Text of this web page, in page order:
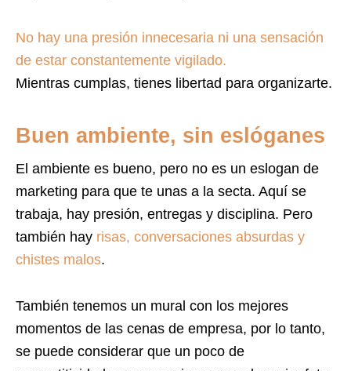
No hay una presión innecesaria ni una sensación
de estar constantemente vigilado.
Mientras cumplas, tienes libertad para organizarte.
Buen ambiente, sin eslóganes
El ambiente es bueno, pero no es un eslogan de
marketing para que te unas a la secta. Aquí se
trabaja, hay presión, entregas y disciplina. Pero
también hay risas, conversaciones absurdas y
chistes malos.
También tenemos un mural con los mejores
momentos de las cenas de empresa, por lo tanto,
se puede considerar que un poco de